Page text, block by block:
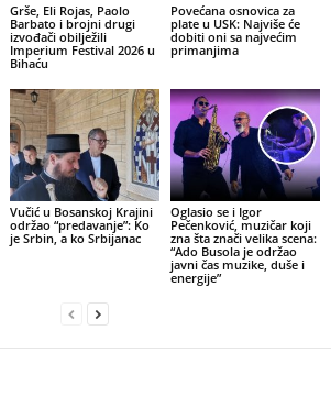
Grše, Eli Rojas, Paolo
Barbato i brojni drugi
izvođači obilježili
Imperium Festival 2026 u
Bihaću
Povećana osnovica za
plate u USK: Najviše će
dobiti oni sa najvećim
primanjima
Vučić u Bosanskoj Krajini
održao “predavanje”: Ko
je Srbin, a ko Srbijanac
Oglasio se i Igor
Pečenković, muzičar koji
zna šta znači velika scena:
“Ado Busola je održao
javni čas muzike, duše i
energije”